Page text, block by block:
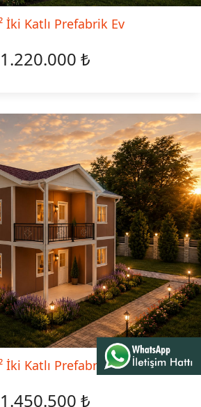
İki Katlı Prefabrik Ev
1.220.000 ₺
İki Katlı Prefabrik Ev
1.450.500 ₺